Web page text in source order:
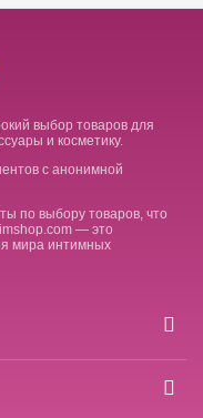
выбор товаров для
и косметику.
с анонимной
по выбору товаров, что
— это
мира интимных